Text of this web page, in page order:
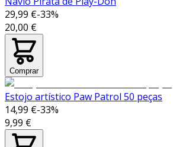
29,99 €-33%
20,00 €
Comprar
Estojo artístico Paw Patrol 50 peças
14,99 €-33%
9,99 €